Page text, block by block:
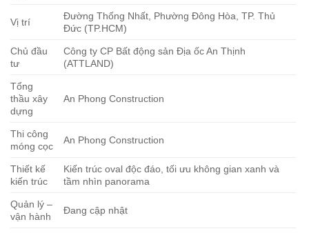
Vị trí
Đường Thống Nhất, Phường Đông Hòa, TP. Thủ
Đức (TP.HCM)
Chủ đầu
tư
Công ty CP Bất động sản Địa ốc An Thịnh
(ATTLAND)
Tổng
thầu xây
dựng
An Phong Construction
Thi công
móng cọc
An Phong Construction
Thiết kế
kiến trúc
Kiến trúc oval độc đáo, tối ưu không gian xanh và
tầm nhìn panorama
Quản lý –
vận hành
Đang cập nhật